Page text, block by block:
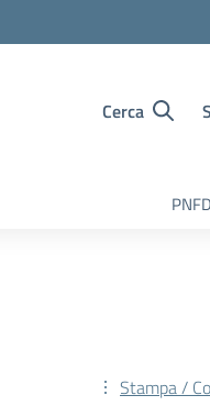
Cerca
PNFD
Stampa /